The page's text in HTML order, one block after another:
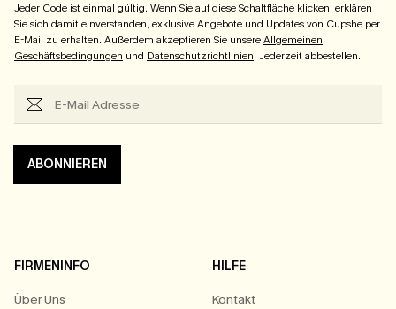
Jeder Code ist einmal gültig. Wenn Sie auf diese Schaltfläche klicken, erklären
Sie sich damit einverstanden, exklusive Angebote und Updates von Cupshe per
E-Mail zu erhalten. Außerdem akzeptieren Sie unsereAllgemeinen
Geschäftsbedingungen und Datenschutzrichtlinien. Jederzeit abbestellen.
ABONNIEREN
FIRMENINFO
Über Uns
HILFE
Kontakt